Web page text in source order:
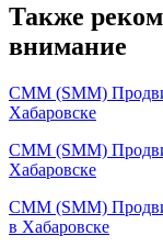
Также
внимание
СММ (SMM)
Хабаровске
СММ (SMM)
Хабаровске
СММ (SMM)
в Хабаровске